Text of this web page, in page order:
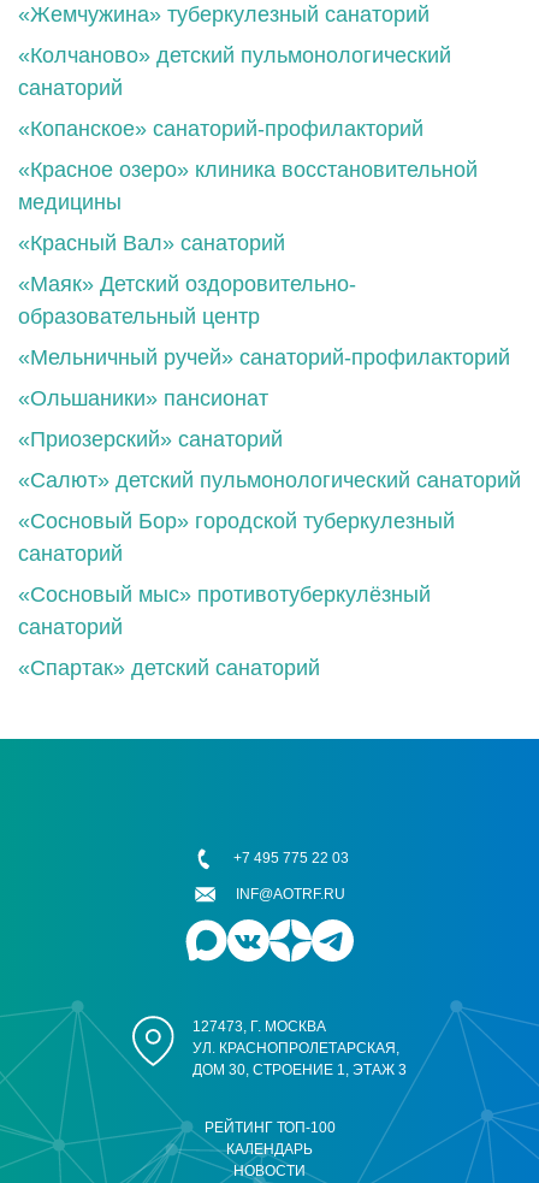
«Жемчужина» туберкулезный санаторий
«Колчаново» детский пульмонологический
санаторий
«Копанское» санаторий-профилакторий
«Красное озеро» клиника восстановительной
медицины
«Красный Вал» санаторий
«Маяк» Детский оздоровительно-
образовательный центр
«Мельничный ручей» санаторий-профилакторий
«Ольшаники» пансионат
«Приозерский» санаторий
«Салют» детский пульмонологический санаторий
«Сосновый Бор» городской туберкулезный
санаторий
«Сосновый мыс» противотуберкулёзный
санаторий
«Спартак» детский санаторий
РЕЙТИНГ ТОП-100
КАЛЕНДАРЬ
НОВОСТИ
127473, Г. МОСКВА
УЛ. КРАСНОПРОЛЕТАРСКАЯ,
ДОМ 30, СТРОЕНИЕ 1, ЭТАЖ 3
+7 495 775 22 03
INF@AOTRF.RU